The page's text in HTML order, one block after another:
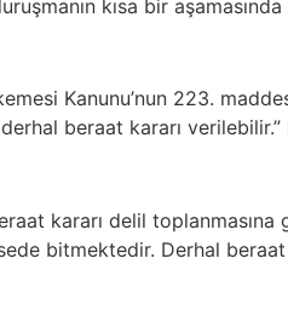
kısa bir
Kanunu’nun 223.
beraat kararı verilebilir.”
kararı delil
bitmektedir. Derhal